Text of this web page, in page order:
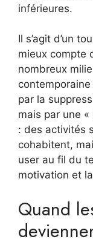
inférieures.
Il s’agit d’un
mieux compte
nombreux
par la
mais par une
: des activités
cohabitent,
user au fil du
motivation et
Quand